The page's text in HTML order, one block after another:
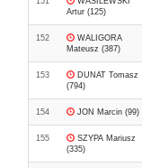
Artur (125)
152
WALIGORA
Mateusz (387)
153
DUNAT Tomasz
(794)
154 JON Marcin (99)
155
SZYPA Mariusz
(335)